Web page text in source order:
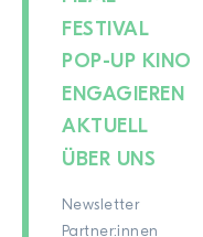
FESTIVAL
POP-UP KINO
ENGAGIEREN
AKTUELL
ÜBER UNS
Newsletter
Partner:innen